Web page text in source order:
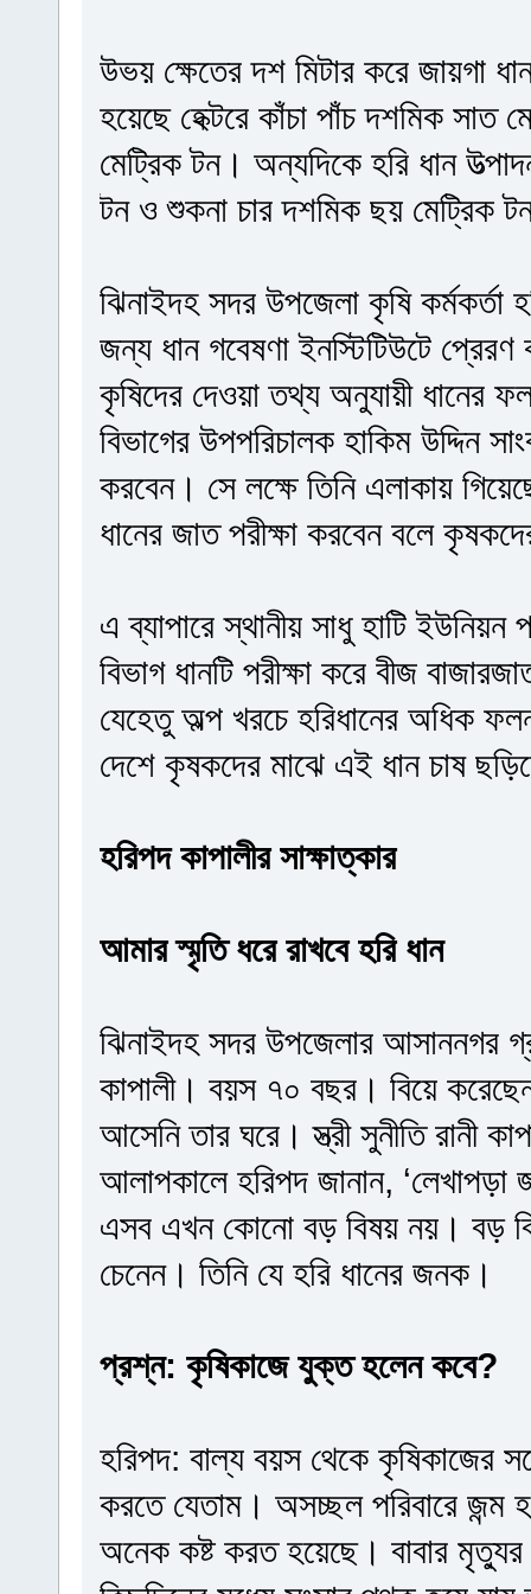
উভয় ক্ষেতের দশ মিটার করে জায়গা
হয়েছে হেক্টরে কাঁচা পাঁচ দশমিক
মেট্রিক টন। অন্যদিকে হরি ধান
টন ও শুকনা চার দশমিক ছয় মেট্রিক
ঝিনাইদহ সদর উপজেলা কৃষি কর্মকর্তা
জন্য ধান গবেষণা ইনস্টিটিউটে
কৃষিদের দেওয়া তথ্য অনুযায়ী ধানের
বিভাগের উপপরিচালক হাকিম উদ্দিন
করবেন। সে লক্ষে তিনি এলাকায়
ধানের জাত পরীক্ষা করবেন বলে
এ ব্যাপারে স্থানীয় সাধু হাটি ইউনিয়ন
বিভাগ ধানটি পরীক্ষা করে বীজ
যেহেতু অল্প খরচে হরিধানের অধিক
দেশে কৃষকদের মাঝে এই ধান চাষ
হরিপদ কাপালীর সাক্ষাত্কার
আমার স্মৃতি ধরে রাখবে হরি ধান
ঝিনাইদহ সদর উপজেলার আসাননগর
কাপালী। বয়স ৭০ বছর। বিয়ে
আসেনি তার ঘরে। স্ত্রী সুনীতি রানী
আলাপকালে হরিপদ জানান, ‘লেখাপড়া
এসব এখন কোনো বড় বিষয় নয়। বড়
চেনেন। তিনি যে হরি ধানের জনক।
প্রশ্ন: কৃষিকাজে যুক্ত হলেন কবে?
হরিপদ: বাল্য বয়স থেকে কৃষিকাজের
করতে যেতাম। অসচ্ছল পরিবারে জন্ম
অনেক কষ্ট করত হয়েছে। বাবার